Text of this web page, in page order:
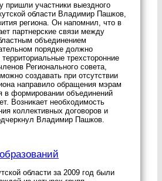
пришли участники выездного
области Владимир Пашков,
региона. Он напомнил, что в
партнерские связи между
объединением
порядке должно
трехсторонние
Регионального совета,
создавать при отсутствии
направило обращения мэрам
в формировании объединений
Возникает необходимость
коллективных договоров и
Владимир Пашков.
области за 2009 год были